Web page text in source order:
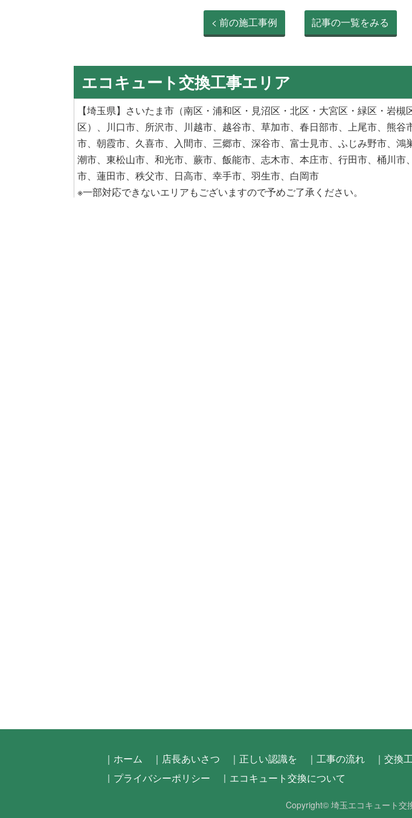
< 前の施工事例 記事の一覧をみる
エコキュート交換工事エリア
【埼玉県】 さいたま市（南区 ・ 浦和区 ・ 見沼区 ・ 北区 ・ 大宮区 ・ 緑区 ・ 岩槻
区）、 川口市、 所沢市、 川越市、 越谷市、 草加市、 春日部市、 上尾市、 熊谷
市、 朝霞市、 久喜市、 入間市、 三郷市、 深谷市、 富士見市、 ふじみ野市、 鴻
潮市、 東松山市、 和光市、 蕨市、 飯能市、 志木市、 本庄市、 行田市、 桶川市、
市、 蓮田市、 秩父市、 日高市、 幸手市、 羽生市、 白岡市
※一部対応できないエリアもございますので予めご了承ください。
｜ホーム ｜店長あいさつ ｜正しい認識を ｜工事の流れ ｜交換
｜プライバシーポリシー
｜エコキュート交換について
Copyright© 埼玉エコキュート交